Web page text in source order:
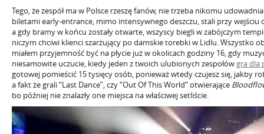
Tego, że zespół ma w Polsce rzeszę fanów, nie trzeba nikomu
biletami early-entrance, mimo intensywnego deszczu, stali przy wejściu
a gdy bramy w końcu zostały otwarte, wszyscy biegli w zabójczym
niczym chciwi klienci szarżujący po damskie torebki w Lidlu. Wszystko
miałem przyjemność być na płycie już w okolicach godziny 16, gdy
niesamowite uczucie, kiedy jeden z twoich ulubionych zespołów gra dla
gotowej pomieścić 15 tysięcy osób, ponieważ wtedy czujesz się, jakby
a fakt że grali “Last Dance”, czy “Out Of This World“ otwierające
bo później nie znalazły one miejsca na właściwej setliście.